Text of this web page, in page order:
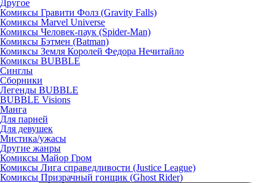
Другое
Комиксы Гравити Фолз (Gravity Falls)
Комиксы Marvel Universe
Комиксы Человек-паук (Spider-Man)
Комиксы Бэтмен (Batman)
Комиксы Земля Королей Федора Нечитайло
Комиксы BUBBLE
Синглы
Сборники
Легенды BUBBLE
BUBBLE Visions
Манга
Для парней
Для девушек
Мистика/ужасы
Другие жанры
Комиксы Майор Гром
Комиксы Лига справедливости (Justice League)
Комиксы Призрачный гонщик (Ghost Rider)